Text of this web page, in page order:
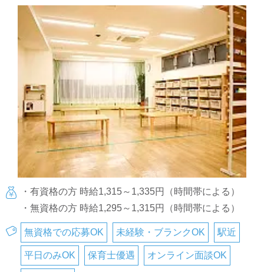
・有資格の方 時給1,315～1,335円（時間帯による）
・無資格の方 時給1,295～1,315円（時間帯による）
無資格での応募OK 未経験・ブランクOK 駅近
平日のみOK 保育士優遇 オンライン面談OK